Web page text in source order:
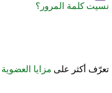
نسيت كلمة المرور؟
تعرّف أكثر على مزايا العضوية